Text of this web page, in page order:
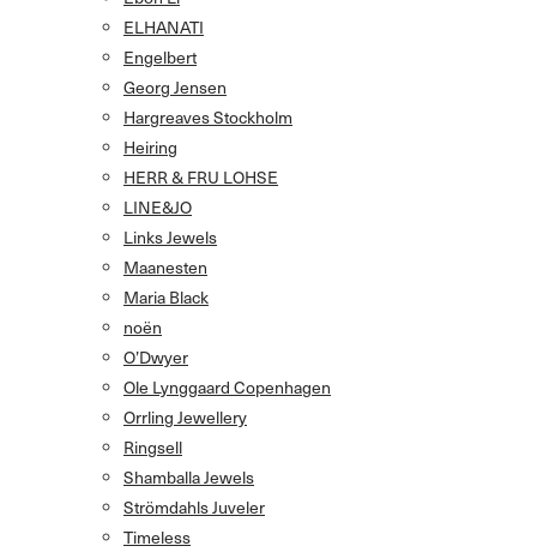
ELHANATI
Engelbert
Georg Jensen
Hargreaves Stockholm
Heiring
HERR & FRU LOHSE
LINE&JO
Links Jewels
Maanesten
Maria Black
noën
O’Dwyer
Ole Lynggaard Copenhagen
Orrling Jewellery
Ringsell
Shamballa Jewels
Strömdahls Juveler
Timeless